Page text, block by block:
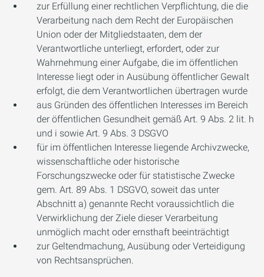
zur Erfüllung einer rechtlichen Verpflichtung, die die
Verarbeitung nach dem Recht der Europäischen
Union oder der Mitgliedstaaten, dem der
Verantwortliche unterliegt, erfordert, oder zur
Wahrnehmung einer Aufgabe, die im öffentlichen
Interesse liegt oder in Ausübung öffentlicher Gewalt
erfolgt, die dem Verantwortlichen übertragen wurde
aus Gründen des öffentlichen Interesses im Bereich
der öffentlichen Gesundheit gemäß Art. 9 Abs. 2 lit. h
und i sowie Art. 9 Abs. 3 DSGVO
für im öffentlichen Interesse liegende Archivzwecke,
wissenschaftliche oder historische
Forschungszwecke oder für statistische Zwecke
gem. Art. 89 Abs. 1 DSGVO, soweit das unter
Abschnitt a) genannte Recht voraussichtlich die
Verwirklichung der Ziele dieser Verarbeitung
unmöglich macht oder ernsthaft beeinträchtigt
zur Geltendmachung, Ausübung oder Verteidigung
von Rechtsansprüchen.